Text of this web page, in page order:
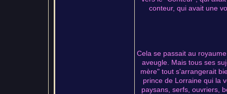
conteur, qui avait une
Cela se passait au
aveugle. Mais tous ses
mère" tout s'arrangerait
prince de Lorraine qui la
paysans, serfs, ouvriers,